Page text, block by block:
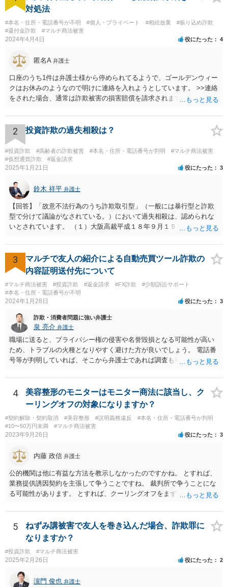
対処法
#本名・住所・電話番号が不明 #個人・プライベート #相続放棄
#振り込め詐欺
#還付金詐欺
#マルチ商法被害
2024年4月4日 役にたった 4
匿名A 弁護士
口座のうち1件は弁護士様から停められてるようで、ゴールデンウィー
クはお休みのようなので明けに連絡を入れようとしています。 >>連絡
をされた場合、通常は詐欺被害の損害賠償を請求されますのでご留意
2 投資詐欺の過失相殺は？
#投資詐欺 #高齢者の詐欺被害 #本名・住所・電話番号が判明
#マルチ商法被害
#仮想通貨詐欺
#返金請求
2025年1月21日 役にたった 3
鈴木 祥平 弁護士
【回答】「故意不法行為のうち詐欺取引型」（一般には暴行型と詐欺
型で分けて議論がなされている。）において過失相殺は、認められな
いとされています。 （１）大阪高裁平成１８年９月１５日裁判例 裁判
相殺は、本来文字通り過失のある当事者同士の損害の公平な分担調整
のための法制度であり、元来故意の不法行為の場合にはなじまないも
のというべきである。なぜなら、故意の不法行為は、加害者が悪意を
もって一方的に被害者に対して仕掛けるものであり、根本的に被害者
に生じた痛みをともに分け合うための基盤を欠く上、取引的不法行為
における加害者の故意は、通常、被害者の落ち度或いは弱み、不意、
らにつけ込むものであるから、被害者が加害者の思惑どおりに落ち度
等を示したからといって、これをもって被害者の過失と評価し、被害
者の加害者に対する損害賠償から被害者の落ち度等相当分を減額する
ことにすれば必ず不法行為の成果をその分確保することができること
になるが、そのような事態を容認することは、結果として、不法行為
るにも似て、明らかに正義と法の精神に反するからである。したがっ
て、故意の不法行為の場合、特段の事情がない限り、被害者の落ち度
等を過失と評価して損害額の減額事由とすることは許されない。」と
判示した。 （２）東京高等裁判所平成３０年５月２３日裁判例 裁判所
は、「故意ある不法行為（詐欺行為）に対する過失相殺の適用」につ
いて「本件のような故意による不法行為であって犯罪成立可能性すら
きである。・・・過失相殺は、当事者間の公平を図るため、損害賠償
の額を定めるに当たって、被害者の過失を考慮する制度であるとこ
ろ、第１審被告らの不法行為は、故意による違法な詐欺行為であっ
て、このような場合に、被害者である第１審原告らの損害額を減額す
ることは、加害者である第１審被告らに対し、故意に違法な手段で取
資詐欺（ポンジスキーム）等の事例においては、相手方が故意に騙し
た事案であれば、過失相殺の主張は封じられることになります。
3
マルチで友人の紹介による自動売買ツール詐欺の
内容証明送付先について
#マルチ商法被害 #投資詐欺 #返金請求 #FX詐欺
#少額訴訟サポート
#本名・住所・電話番号が不明
2024年1月28日 役にたった 3
詐欺・消費者問題に強い弁護士
泉 亮介 弁護士
職場に送ると、プライバシー権の侵害や名誉毀損となる可能性が高い
ため、トラブルの火種となりやすく避けた方が良いでしょう。 電話番
号等が判明していれば、そこから弁護士であれば調査も可能です。
4
美容整形のモニターはモニター商法に該当し、ク
ーリングオフの対象になりますか？
#契約解除・契約取消 #美容整形 #説明義務違反
#本名・住所・電話番号が判明
#10〜50万円未満
#マルチ商法被害
2023年9月26日 役にたった 3
内藤 政信 弁護士
公的機関は他に有益な方法を教示しなかったのですかね。 とすれば、
業務提供誘因契約を主張して争うことですね。 裁判所で争うことにな
る可能性があります。 とすれば、クーリングオフをまず実行すること
5
ねずみ講被害で友人を巻き込んだ場合、詐欺罪に
なりますか？
#投資詐欺 #マルチ商法被害
2025年2月26日 役にたった 2
濵門 俊也 弁護士